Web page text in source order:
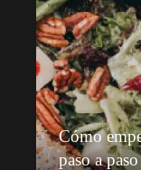
Cómo
paso a